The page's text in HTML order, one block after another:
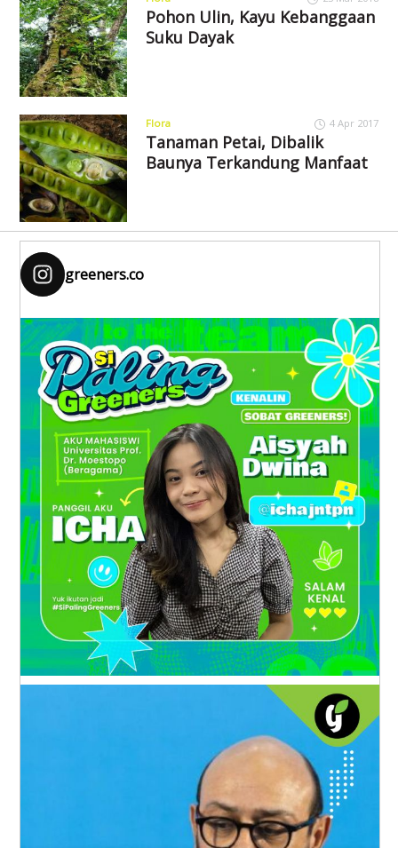
Pohon Ulin, Kayu Kebanggaan
Suku Dayak
Flora 4 Apr 2017
Tanaman Petai, Dibalik
Baunya Terkandung Manfaat
greeners.co